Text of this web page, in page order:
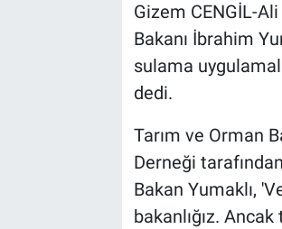
Gizem CENGİL-
Bakanı İbrahim
sulama
dedi.
Tarım ve Orman
Derneği
Bakan Yumaklı,
bakanlığız. Ancak